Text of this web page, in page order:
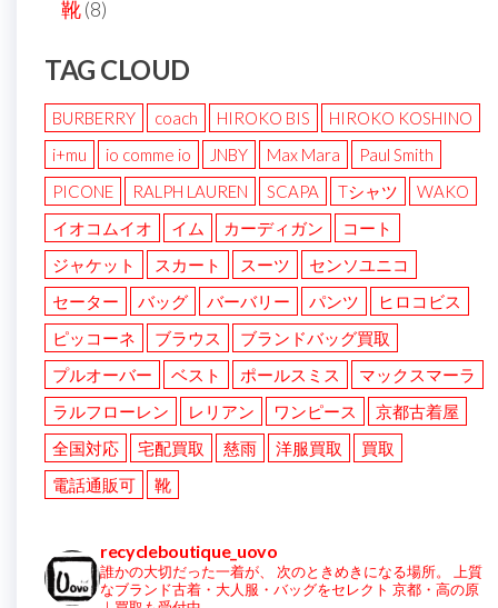
靴(8)
TAG CLOUD
BURBERRY coach HIROKO BIS
HIROKO KOSHINO
i+mu
io comme io JNBY Max Mara
Paul Smith
PICONE
RALPH LAUREN SCAPA Tシャツ
WAKO
イオコムイオ
イム カーディガン
コート
ジャケット
スカート スーツ
センソユニコ
セーター
バッグ バーバリー パンツ
ヒロコビス
ピッコーネ
ブラウス
ブランドバッグ買取
プルオーバー
ベスト ポールスミス
マックスマーラ
ラルフローレン
レリアン ワンピース
京都古着屋
全国対応
宅配買取 慈雨 洋服買取
買取
電話通販可
靴
recycleboutique_uovo
誰かの大切だった一着が、 次のときめきになる場所。
上質
なブランド古着・大人服・バッグをセレクト 京都・高の原